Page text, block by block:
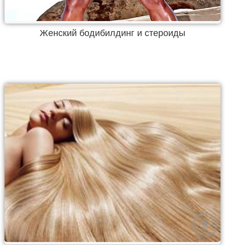
Женский бодибилдинг и стероиды